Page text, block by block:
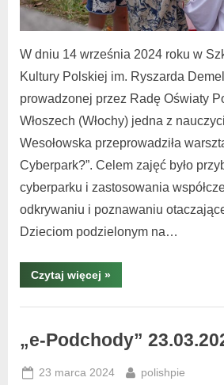
W dniu 14 września 2024 roku w
Kultury Polskiej im. Ryszarda
prowadzonej przez Radę Oświaty
Włoszech (Włochy) jedna z
Wesołowska przeprowadziła
Cyberpark?”. Celem zajęć było
cyberparku i zastosowania
odkrywaniu i poznawaniu
Dzieciom podzielonym na…
Czytaj więcej »
spotkania
„e-Podchody”
23 marca 2024 polishpie